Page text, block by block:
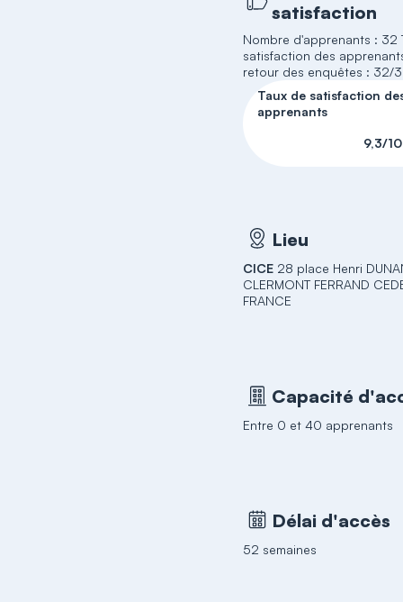
satisfaction
Nombre d'apprenants : 32
satisfaction des
retour des enquêtes : 32/
Taux de satisfaction
apprenants
9,3/10
Lieu
CICE 28 place Henri
CLERMONT FERRAND
FRANCE
Capacité
Entre 0 et 40 apprenants
Délai d'accès
52 semaines